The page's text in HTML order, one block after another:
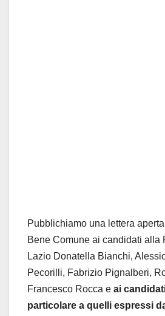
Pubblichiamo una lettera
Bene Comune ai candidati alla
Lazio Donatella Bianchi,
Pecorilli, Fabrizio Pignalberi,
Francesco Rocca e ai
particolare a quelli espressi